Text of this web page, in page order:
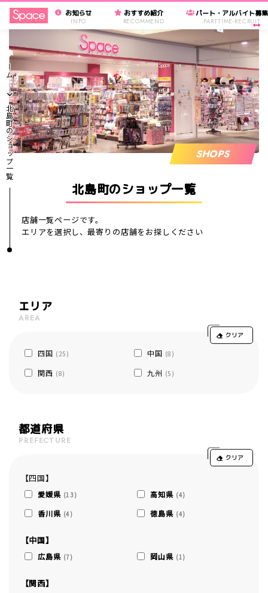
お知らせ
INFO
おすすめ紹介
RECOMMEND
パート・アルバイト募集
PARTTIME-RECRUIT
ホーム
北島町のショップ一覧 SHOPS
北島町のショップ一覧
店舗一覧ページです。
エリアを選択し、最寄りの店舗をお探しください
エリア
AREA
四国 (25) 中国 (8)
関西 (8) 九州 (5)
クリア
都道府県
PREFECTURE
【四国】
愛媛県 (13) 高知県 (4)
香川県 (4) 徳島県 (4)
【中国】
広島県 (7) 岡山県 (1)
【関西】
クリア